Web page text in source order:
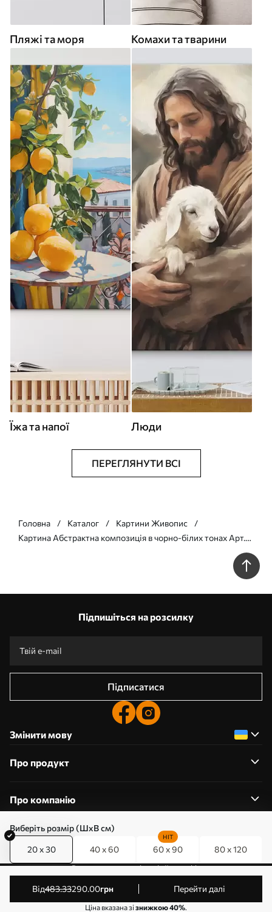
Виберіть розмір (ШхВ см)
20 x 30 40 x 60 60 x 90
HIT
80 x 120
від483.33290.00грн Перейти далі
Ціна вказана зізнижкою 40%.
Пляжі та моря Комахи та тварини
Їжа та напої Люди
ПЕРЕГЛЯНУТИ ВСІ
Головна Каталог
Картини Живопис
Картина Абстрактна композиція в чорно-білих тонах Арт.
Підпишіться на розсилку
Підписатися
Змінити мову
Про продукт
Про компанію
0800357223
Редагування дозволів на файли cookie
© 2011-2026 Art-holst. Усі права захищені. Власник:
ТОВ “КЛЄВЄР”. Код ЄДРПОУ: 31780602.